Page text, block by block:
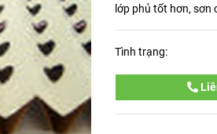
lớp phủ tốt hơn, sơn
Tình trạng: